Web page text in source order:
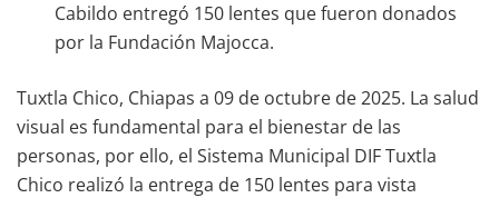
Cabildo entregó 150 lentes que fueron donados
por la Fundación Majocca.
Tuxtla Chico, Chiapas a 09 de octubre de 2025. La salud
visual es fundamental para el bienestar de las
personas, por ello, el Sistema Municipal DIF Tuxtla
Chico realizó la entrega de 150 lentes para vista